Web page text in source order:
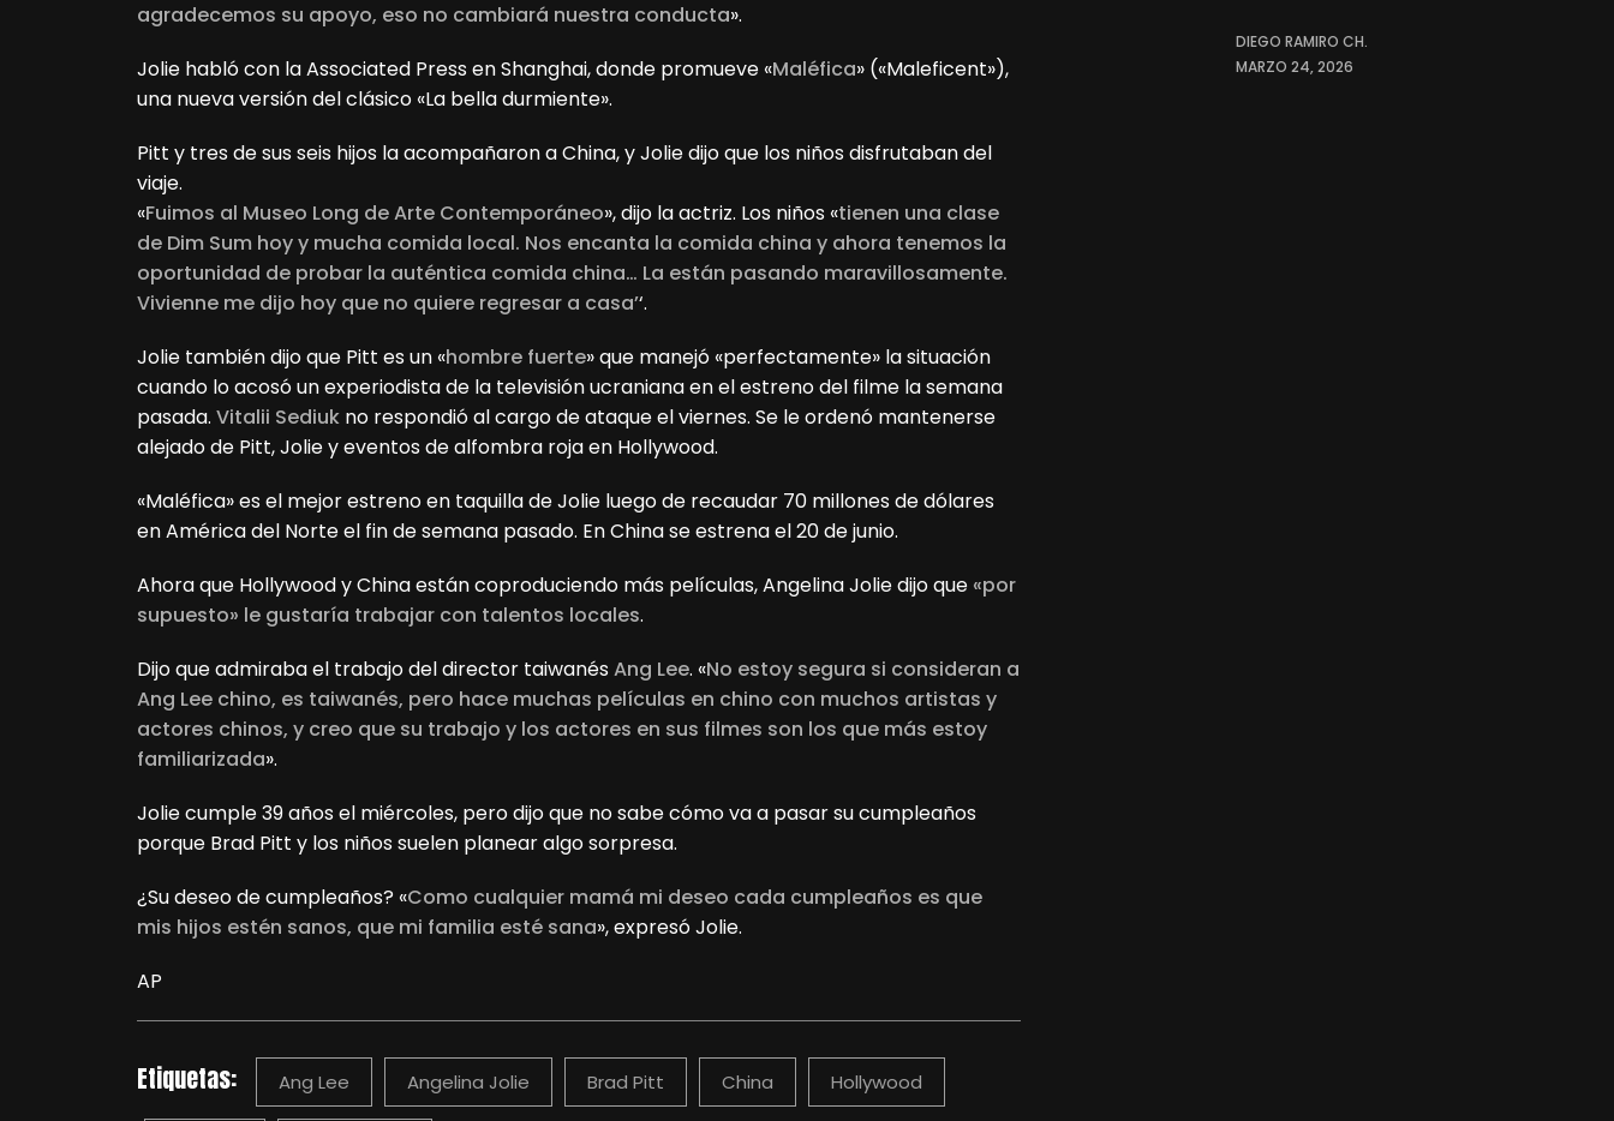
agradecemos su apoyo, eso no cambiará nuestra conducta».
Jolie habló con la Associated Press en Shanghai, donde promueve «Maléfica» («Maleficent»),
una nueva versión del clásico «La bella durmiente».
Pitt y tres de sus seis hijos la acompañaron a China, y Jolie dijo que los niños disfrutaban del
viaje.
«Fuimos al Museo Long de Arte Contemporáneo», dijo la actriz. Los niños «tienen una clase
de Dim Sum hoy y mucha comida local. Nos encanta la comida china y ahora tenemos la
oportunidad de probar la auténtica comida china… La están pasando maravillosamente.
Vivienne me dijo hoy que no quiere regresar a casa’‘.
Jolie también dijo que Pitt es un «hombre fuerte» que manejó «perfectamente» la situación
cuando lo acosó un experiodista de la televisión ucraniana en el estreno del filme la semana
pasada. Vitalii Sediuk no respondió al cargo de ataque el viernes. Se le ordenó mantenerse
alejado de Pitt, Jolie y eventos de alfombra roja en Hollywood.
«Maléfica» es el mejor estreno en taquilla de Jolie luego de recaudar 70 millones de dólares
en América del Norte el fin de semana pasado. En China se estrena el 20 de junio.
Ahora que Hollywood y China están coproduciendo más películas, Angelina Jolie dijo que «por
supuesto» le gustaría trabajar con talentos locales.
Dijo que admiraba el trabajo del director taiwanésAng Lee. «No estoy segura si consideran a
Ang Lee chino, es taiwanés, pero hace muchas películas en chino con muchos artistas y
actores chinos, y creo que su trabajo y los actores en sus filmes son los que más estoy
familiarizada».
Jolie cumple 39 años el miércoles, pero dijo que no sabe cómo va a pasar su cumpleaños
porque Brad Pitt y los niños suelen planear algo sorpresa.
¿Su deseo de cumpleaños? «Como cualquier mamá mi deseo cada cumpleaños es que
mis hijos estén sanos, que mi familia esté sana», expresó Jolie.
AP
Etiquetas: Ang Lee Angelina Jolie Brad Pitt China Hollywood
DIEGO RAMIRO CH.
MARZO 24, 2026